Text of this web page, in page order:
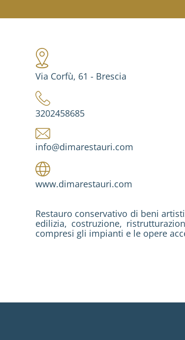
Via Corfù, 61 - Brescia
3202458685
info@dimarestauri.com
www.dimarestauri.com
Restauro conservativo di beni
edilizia, costruzione,
compresi gli impianti e le opere